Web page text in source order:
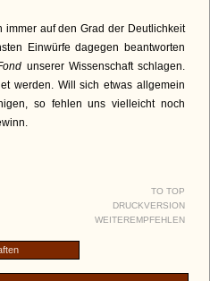
immer auf den Grad der Deutlichkeit
Einwürfe dagegen beantworten
unserer Wissenschaft schlagen.
werden. Will sich etwas allgemein
so fehlen uns vielleicht noch
TO TOP
DRUCKVERSION
WEITEREMPFEHLEN